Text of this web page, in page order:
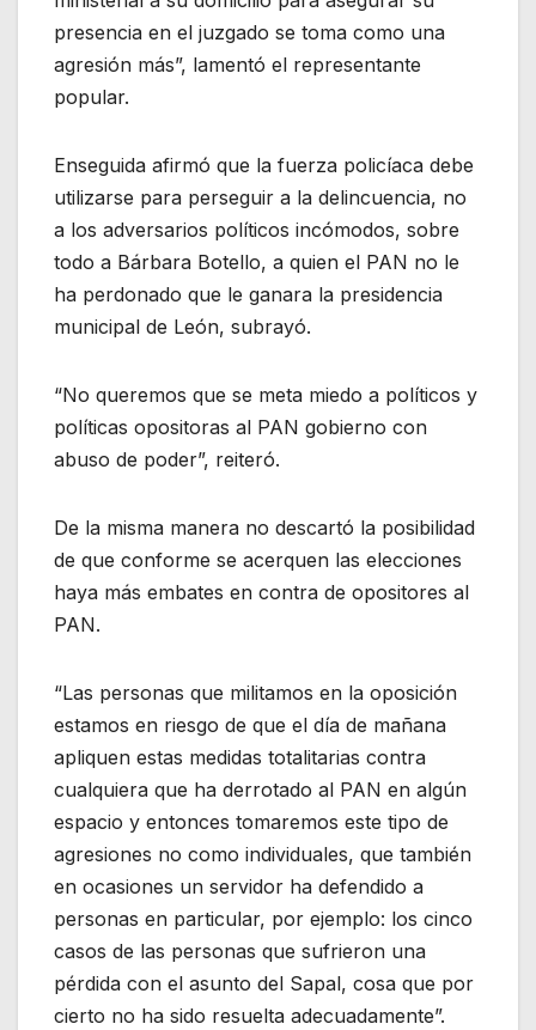
presencia en el juzgado se toma como una
agresión más”, lamentó el representante
popular.
Enseguida afirmó que la fuerza policíaca debe
utilizarse para perseguir a la delincuencia, no
a los adversarios políticos incómodos, sobre
todo a Bárbara Botello, a quien el PAN no le
ha perdonado que le ganara la presidencia
municipal de León, subrayó.
“No queremos que se meta miedo a políticos y
políticas opositoras al PAN gobierno con
abuso de poder”, reiteró.
De la misma manera no descartó la posibilidad
de que conforme se acerquen las elecciones
haya más embates en contra de opositores al
PAN.
“Las personas que militamos en la oposición
estamos en riesgo de que el día de mañana
apliquen estas medidas totalitarias contra
cualquiera que ha derrotado al PAN en algún
espacio y entonces tomaremos este tipo de
agresiones no como individuales, que también
en ocasiones un servidor ha defendido a
personas en particular, por ejemplo: los cinco
casos de las personas que sufrieron una
pérdida con el asunto del Sapal, cosa que por
cierto no ha sido resuelta adecuadamente”.